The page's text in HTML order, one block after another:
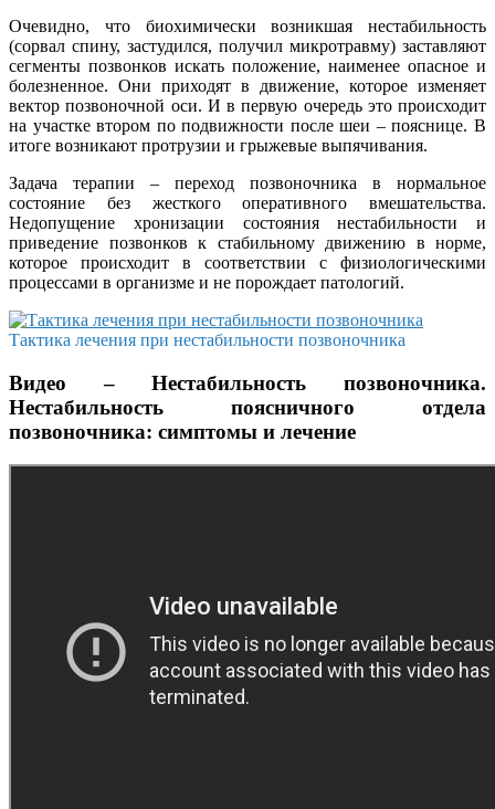
Очевидно, что биохимически возникшая нестабильность
(сорвал спину, застудился, получил микротравму) заставляют
сегменты позвонков искать положение, наименее опасное и
болезненное. Они приходят в движение, которое изменяет
вектор позвоночной оси. И в первую очередь это происходит
на участке втором по подвижности после шеи – пояснице. В
итоге возникают протрузии и грыжевые выпячивания.
Задача терапии – переход позвоночника в нормальное
состояние без жесткого оперативного вмешательства.
Недопущение хронизации состояния нестабильности и
приведение позвонков к стабильному движению в норме,
которое происходит в соответствии с физиологическими
процессами в организме и не порождает патологий.
Тактика лечения при нестабильности позвоночника
Видео – Нестабильность позвоночника.
Нестабильность поясничного отдела
позвоночника: симптомы и лечение